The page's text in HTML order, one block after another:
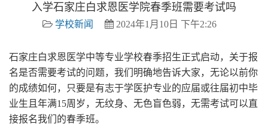
入学石家庄白求恩医学院春季班需要考试吗
学校新闻 2024年1月10日 下午2:26
石家庄白求恩医学中等专业学校春季招生正式启动，关于报
名是否需要考试的问题，我们明确地告诉大家，无论以前你
的成绩如何，只要是有志于学医护专业的应届或往届初中毕
业生且年满15周岁，无纹身、无色盲色弱，无需考试可以直
接报名我们的春季班。